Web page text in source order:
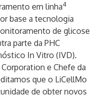
em linha4
base a tecnologia
de glicose
parte da PHC
In Vitro (IVD).
e Chefe da
que o LiCellMo
de obter novos